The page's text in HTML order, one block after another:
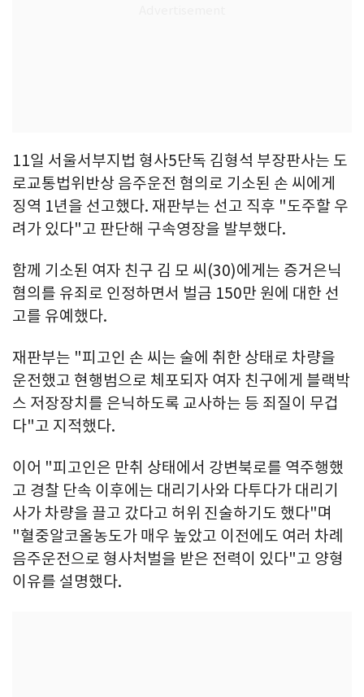
11일 서울서부지법 형사5단독 김형석 부장판사는 도
로교통법위반상 음주운전 혐의로 기소된 손 씨에게
징역 1년을 선고했다. 재판부는 선고 직후 "도주할 우
려가 있다"고 판단해 구속영장을 발부했다.
함께 기소된 여자 친구 김 모 씨(30)에게는 증거은닉
혐의를 유죄로 인정하면서 벌금 150만 원에 대한 선
고를 유예했다.
재판부는 "피고인 손 씨는 술에 취한 상태로 차량을
운전했고 현행범으로 체포되자 여자 친구에게 블랙박
스 저장장치를 은닉하도록 교사하는 등 죄질이 무겁
다"고 지적했다.
이어 "피고인은 만취 상태에서 강변북로를 역주행했
고 경찰 단속 이후에는 대리기사와 다투다가 대리기
사가 차량을 끌고 갔다고 허위 진술하기도 했다"며
"혈중알코올농도가 매우 높았고 이전에도 여러 차례
음주운전으로 형사처벌을 받은 전력이 있다"고 양형
이유를 설명했다.